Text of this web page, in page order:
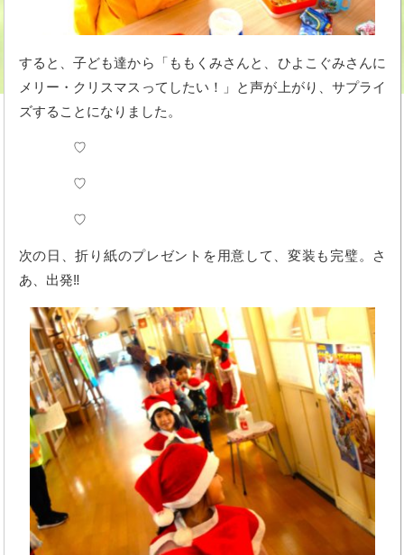
すると、子ども達から「ももくみさんと、ひよこぐみさんに
メリー・クリスマスってしたい！」と声が上がり、サプライ
ズすることになりました。
♡
♡
♡
次の日、折り紙のプレゼントを用意して、変装も完璧。さ
あ、出発‼